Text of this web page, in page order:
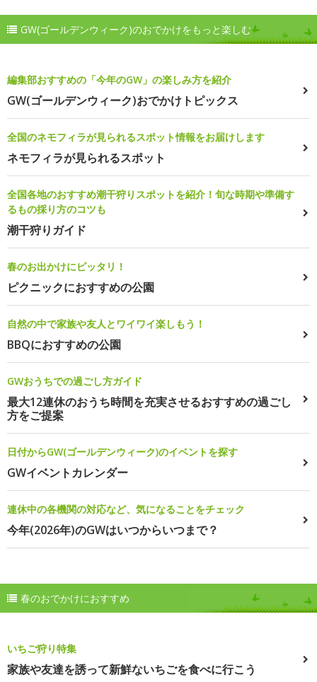
GW(ゴールデンウィーク)のおでかけをもっと楽しむ
編集部おすすめの「今年のGW」の楽しみ方を紹介
GW(ゴールデンウィーク)おでかけトピックス
全国のネモフィラが見られるスポット情報をお届けします
ネモフィラが見られるスポット
全国各地のおすすめ潮干狩りスポットを紹介！旬な時期や準備す
るもの採り方のコツも
潮干狩りガイド
春のお出かけにピッタリ！
ピクニックにおすすめの公園
自然の中で家族や友人とワイワイ楽しもう！
BBQにおすすめの公園
GWおうちでの過ごし方ガイド
最大12連休のおうち時間を充実させるおすすめの過ごし
方をご提案
日付からGW(ゴールデンウィーク)のイベントを探す
GWイベントカレンダー
連休中の各機関の対応など、気になることをチェック
今年(2026年)のGWはいつからいつまで？
春のおでかけにおすすめ
いちご狩り特集
家族や友達を誘って新鮮ないちごを食べに行こう